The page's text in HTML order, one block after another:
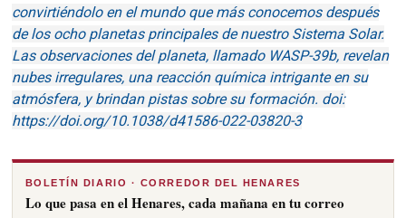
convirtiéndolo en el mundo que más conocemos después
de los ocho planetas principales de nuestro Sistema Solar.
Las observaciones del planeta, llamado WASP-39b, revelan
nubes irregulares, una reacción química intrigante en su
atmósfera, y brindan pistas sobre su formación. doi:
https://doi.org/10.1038/d41586-022-03820-3
BOLETÍN DIARIO · CORREDOR DEL HENARES
Lo que pasa en el Henares, cada mañana en tu correo